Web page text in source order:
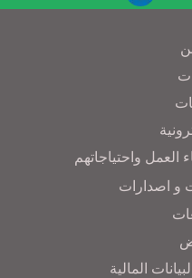
العمل واحتياجاتهم
و اصدارات
المالية